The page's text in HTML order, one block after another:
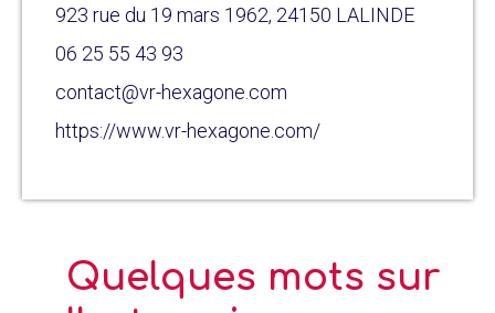
923 rue du 19 mars 1962, 24150 LALINDE
06 25 55 43 93
contact@vr-hexagone.com
https://www.vr-hexagone.com/
Quelques mots sur